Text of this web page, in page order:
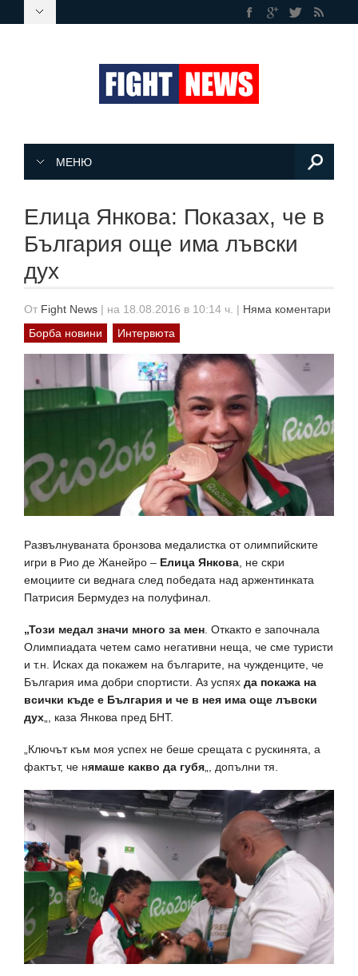
МЕНЮ
Елица Янкова: Показах, че в
България още има лъвски
дух
От Fight News | на 18.08.2016 в 10:14 ч. | Няма коментари
Борба новини
Интервюта
Развълнуваната бронзова медалистка от олимпийските
игри в Рио де Жанейро – Елица Янкова , не скри
емоциите си веднага след победата над аржентинката
Патрисия Бермудез на полуфинал.
„Този медал значи много за мен . Откакто е започнала
Олимпиадата четем само негативни неща, че сме туристи
и т.н. Исках да покажем на българите, на чужденците, че
България има добри спортисти. Аз успях да покажа на
всички къде е България и че в нея има още лъвски
дух „, каза Янкова пред БНТ.
„Ключът към моя успех не беше срещата с рускинята, а
фактът, че нямаше какво да губя „, допълни тя.